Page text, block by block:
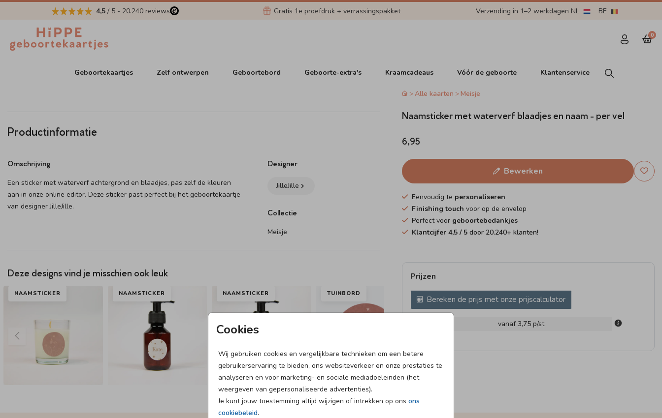
4,5 / 5 - 20.240 reviews Gratis 1e proefdruk + verrassingspakket Verzending in 1–2 werkdagen NL BE
0
Geboortekaartjes Zelf ontwerpen Geboortebord Geboorte-extra's Kraamcadeaus Vóór de geboorte Klantenservice
Cookies
Wij gebruiken cookies en vergelijkbare technieken om een betere
gebruikerservaring te bieden, ons websiteverkeer en onze prestaties te
analyseren en voor marketing- en sociale mediadoeleinden (het
weergeven van gepersonaliseerde advertenties).
Je kunt jouw toestemming altijd wijzigen of intrekken op ons ons
cookiebeleid.
Productinformatie
Omschrijving
Een sticker met waterverf achtergrond en blaadjes, pas zelf de kleuren
aan in onze online editor. Deze sticker past perfect bij het geboortekaartje
van designer JilleJille.
Designer
JilleJille
Collectie
Meisje
Deze designs vind je misschien ook leuk
NAAMSTICKER NAAMSTICKER NAAMSTICKER TUINBORD
Alle kaarten Meisje
Naamsticker met waterverf blaadjes en naam - per vel
6,95
Bewerken
Eenvoudig te personaliseren
Finishing touch voor op de envelop
Perfect voor geboortebedankjes
Klantcijfer 4,5/ 5door 20.240+ klanten!
Prijzen
Bereken de prijs met onze prijscalculator
vanaf 3,75 p/st